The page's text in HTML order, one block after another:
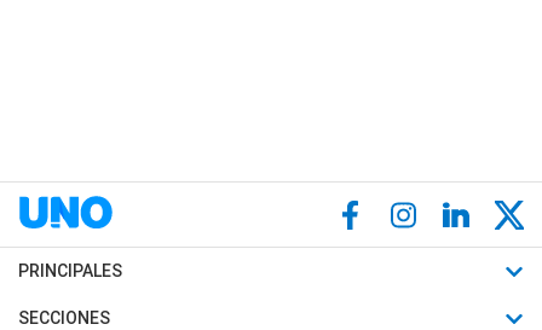
PRINCIPALES
Últimas Noticias
SECCIONES